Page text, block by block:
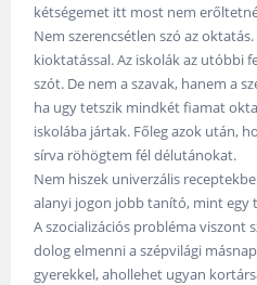
kétségemet itt most nem
Nem szerencsétlen szó az
kioktatással. Az iskolák az utóbbi
szót. De nem a szavak, hanem a
ha ugy tetszik mindkét fiamat
iskolába jártak. Főleg azok után,
sírva röhögtem fél délutánokat.
Nem hiszek univerzális
alanyi jogon jobb tanító, mint egy
A szocializációs probléma viszont
dolog elmenni a szépvilági
gyerekkel, ahollehet ugyan